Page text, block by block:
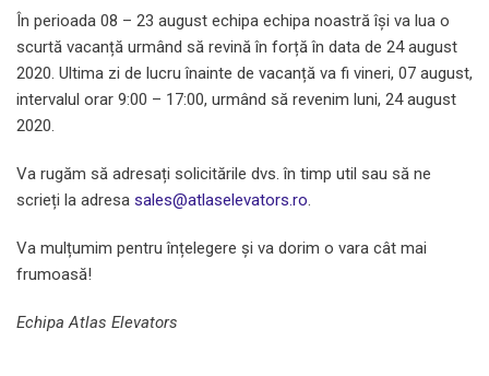
În perioada 08 – 23 august echipa echipa noastră își va lua o
scurtă vacanță urmând să revină în forță în data de 24 august
2020. Ultima zi de lucru înainte de vacanță va fi vineri, 07 august,
intervalul orar 9:00 – 17:00, urmând să revenim luni, 24 august
2020.
Va rugăm să adresați solicitările dvs. în timp util sau să ne
scrieți la adresa sales@atlaselevators.ro.
Va mulțumim pentru înțelegere și va dorim o vara cât mai
frumoasă!
Echipa Atlas Elevators